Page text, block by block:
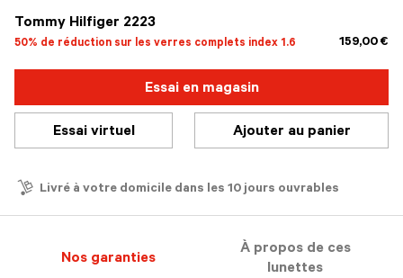
Tommy Hilfiger 2223
50% de réduction sur les verres complets index 1.6 159,00 €
Essai en magasin
Essai virtuel Ajouter au panier
Livré à votre domicile dans les 10 jours ouvrables
Nos garanties
À propos de ces
lunettes